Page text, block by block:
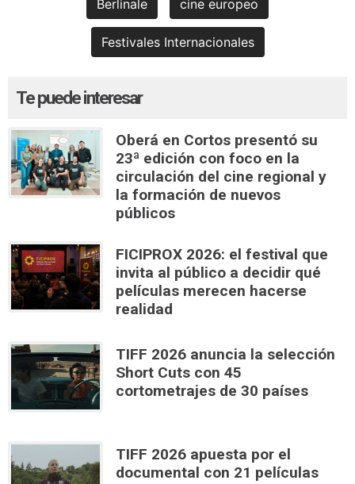
Berlinale cine europeo
Festivales Internacionales
Te puede interesar
Oberá en Cortos presentó su
23ª edición con foco en la
circulación del cine regional y
la formación de nuevos
públicos
FICIPROX 2026: el festival que
invita al público a decidir qué
películas merecen hacerse
realidad
TIFF 2026 anuncia la selección
Short Cuts con 45
cortometrajes de 30 países
TIFF 2026 apuesta por el
documental con 21 películas